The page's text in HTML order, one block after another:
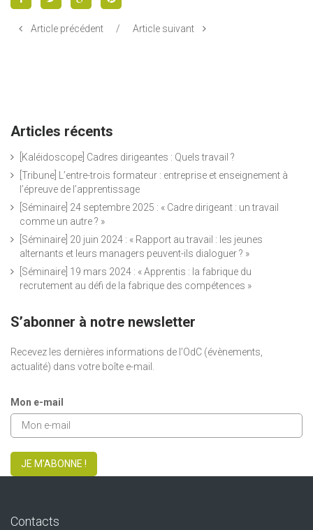
Article précédent / Article suivant
Articles récents
[Kaléidoscope] Cadres dirigeantes : Quels travail ?
[Tribune] L’entre-trois formateur : entreprise et enseignement à
l’épreuve de l’apprentissage
[Séminaire] 24 septembre 2025 : « Cadre dirigeant : un travail
comme un autre ? »
[Séminaire] 20 juin 2024 : « Rapport au travail : les jeunes
alternants et leurs managers peuvent-ils dialoguer ? »
[Séminaire] 19 mars 2024 : « Apprentis : la fabrique du
recrutement au défi de la fabrique des compétences »
S’abonner à notre newsletter
Recevez les dernières informations de l’OdC (évènements,
actualité) dans votre boîte e-mail.
Mon e-mail
JE M'ABONNE !
Contacts